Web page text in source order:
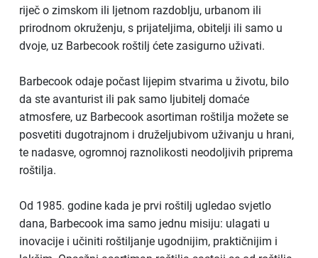
riječ o zimskom ili ljetnom razdoblju, urbanom ili
prirodnom okruženju, s prijateljima, obitelji ili samo u
dvoje, uz Barbecook roštilj ćete zasigurno uživati.
Barbecook odaje počast lijepim stvarima u životu, bilo
da ste avanturist ili pak samo ljubitelj domaće
atmosfere, uz Barbecook asortiman roštilja možete se
posvetiti dugotrajnom i druželjubivom uživanju u hrani,
te nadasve, ogromnoj raznolikosti neodoljivih priprema
roštilja.
Od 1985. godine kada je prvi roštilj ugledao svjetlo
dana, Barbecook ima samo jednu misiju: ulagati u
inovacije i učiniti roštiljanje ugodnijim, praktičnijim i